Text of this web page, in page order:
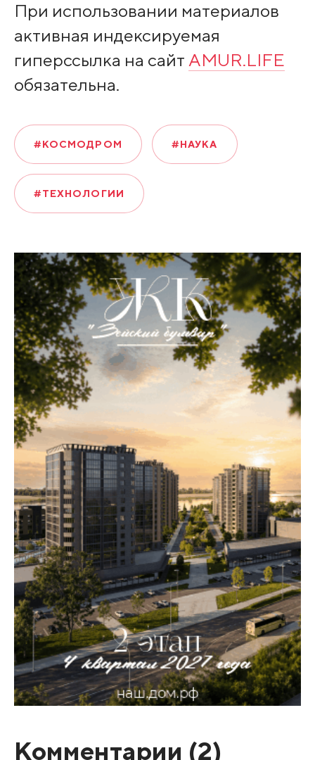
При использовании материалов
активная индексируемая
гиперссылка на сайт AMUR.LIFE
обязательна.
#КОСМОДРОМ #НАУКА
#ТЕХНОЛОГИИ
Комментарии (2)